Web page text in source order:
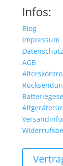
Infos:
Blog
Impressum
Datenschutz
AGB